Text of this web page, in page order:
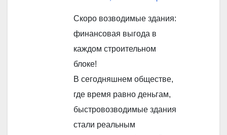
Скоро возводимые здания:
финансовая выгода в
каждом строительном
блоке!
В сегодняшнем обществе,
где время равно деньгам,
быстровозводимые здания
стали реальным